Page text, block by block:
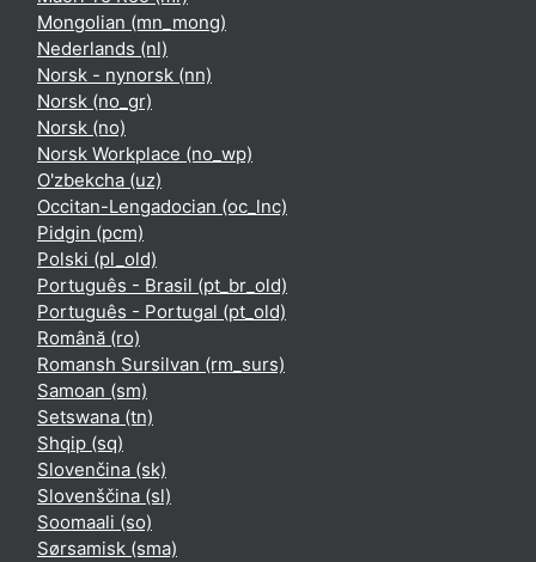
Mongolian ‎(mn_mong)‎
Nederlands ‎(nl)‎
Norsk - nynorsk ‎(nn)‎
Norsk ‎(no_gr)‎
Norsk ‎(no)‎
Norsk Workplace ‎(no_wp)‎
O'zbekcha ‎(uz)‎
Occitan-Lengadocian ‎(oc_lnc)‎
Pidgin ‎(pcm)‎
Polski ‎(pl_old)‎
Português - Brasil ‎(pt_br_old)‎
Português - Portugal ‎(pt_old)‎
Română ‎(ro)‎
Romansh Sursilvan ‎(rm_surs)‎
Samoan ‎(sm)‎
Setswana ‎(tn)‎
Shqip ‎(sq)‎
Slovenčina ‎(sk)‎
Slovenščina ‎(sl)‎
Soomaali ‎(so)‎
Sørsamisk ‎(sma)‎